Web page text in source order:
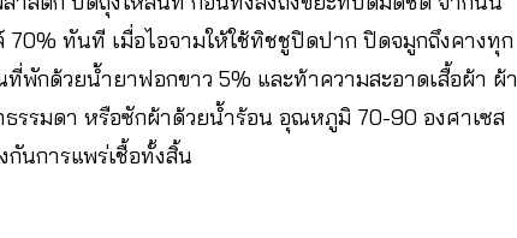
ทันที เมื่อไอจามให้ใช้ทิชชูปิดปาก ปิดจมูกถึงคางทุก
พักด้วยน้ำยาฟอกขาว 5% และท้าความสะอาดเสื้อผ้า ผ้า
รรมดา หรือซักผ้าด้วยน้ำร้อน อุณหภูมิ 70-90 องศาเซส
กันการแพร่เชื้อทั้งสิ้น